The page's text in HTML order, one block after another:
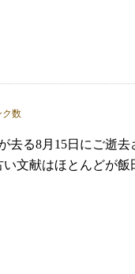
去る8月15日にご逝
文献はほとんどが